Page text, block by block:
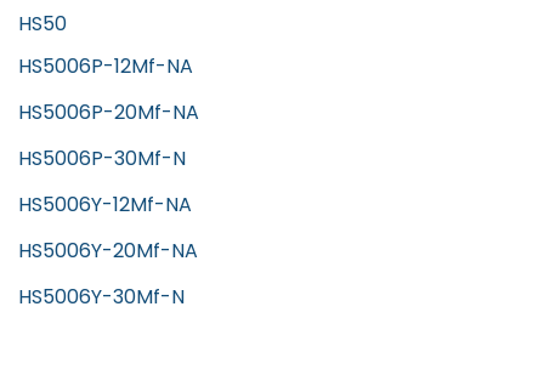
HS50
HS5006P-12Mf-NA
HS5006P-20Mf-NA
HS5006P-30Mf-N
HS5006Y-12Mf-NA
HS5006Y-20Mf-NA
HS5006Y-30Mf-N